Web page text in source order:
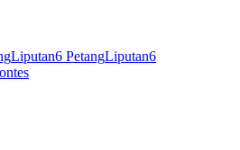
Liputan6 PetangLiputan6